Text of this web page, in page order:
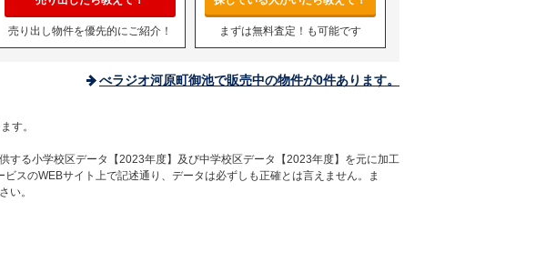
売り出し物件を優先的にご紹介！ まずは無料査定！も可能です
べラジオ河原町御池で販売中の物件が0件あります。
す。
する小学校区データ【2023年度】及び中学校区データ【2023年度】を元に加工
スのWEBサイト上で記述通り、データは必ずしも正確とは言えません。ま
い。